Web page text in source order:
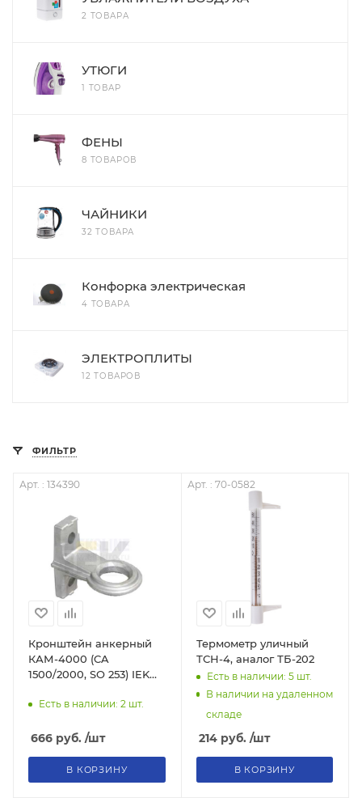
2 ТОВАРА
УТЮГИ
1 ТОВАР
ФЕНЫ
8 ТОВАРОВ
ЧАЙНИКИ
32 ТОВАРА
Конфорка электрическая
4 ТОВАРА
ЭЛЕКТРОПЛИТЫ
12 ТОВАРОВ
ФИЛЬТР
Арт. : 134390
Кронштейн анкерный
КАМ-4000 (CA
1500/2000, SO 253) IEK
134390
Есть в наличии: 2 шт.
666 руб. /шт
В КОРЗИНУ
Арт. : 70-0582
Термометр уличный
ТСН-4, аналог ТБ-202
Есть в наличии: 5шт.
В наличии на удаленном
складе
214руб. /шт
В КОРЗИНУ